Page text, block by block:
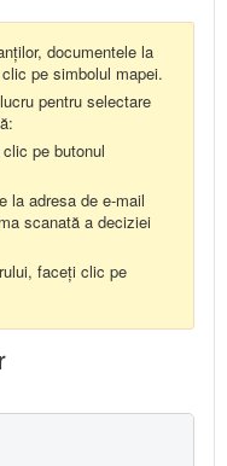
documentele la
pe simbolul mapei.
pentru selectare
pe butonul
la adresa de e-mail
scanată a deciziei
faceți clic pe